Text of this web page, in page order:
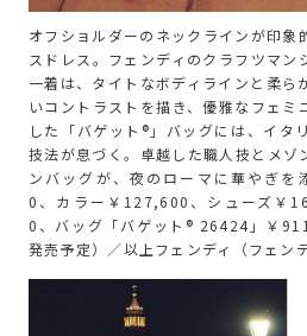
オフショルダーのネックラインが印象
スドレス。フェンディのクラフツマン
一着は、タイトなボディラインと柔ら
いコントラストを描き、優雅なフェミ
した「バゲット®」バッグには、イタ
技法が息づく。卓越した職人技とメゾ
ンバッグが、夜のローマに華やぎ
0、カラー￥127,600、シューズ￥
0、バッグ「バゲット® 26424」￥
発売予定）／以上フェンディ（フェン